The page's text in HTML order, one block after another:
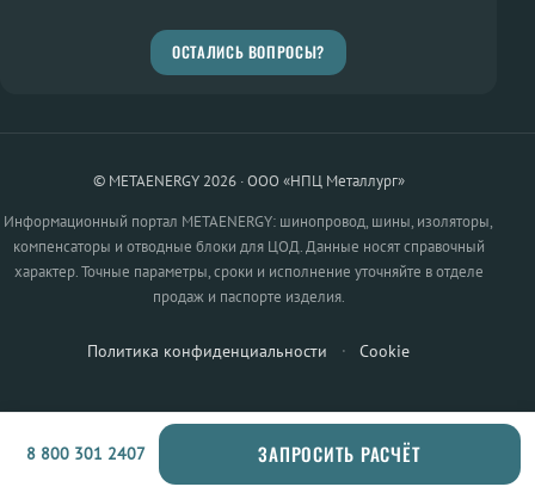
ОСТАЛИСЬ ВОПРОСЫ?
© METAENERGY 2026 · ООО «НПЦ Металлург»
Информационный портал METAENERGY: шинопровод, шины, изоляторы,
компенсаторы и отводные блоки для ЦОД. Данные носят справочный
характер. Точные параметры, сроки и исполнение уточняйте в отделе
продаж и паспорте изделия.
Политика конфиденциальности · Cookie
8 800 301 2407 ЗАПРОСИТЬ РАСЧЁТ